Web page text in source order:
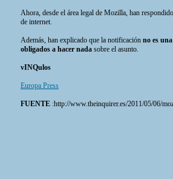
Ahora, desde el área legal de Mozilla, han
de internet.
Además, han explicado que la notificaciónno es
obligados a hacer nadasobre el asunto.
vINQulos
Europa Press
FUENTE:http://www.theinquirer.es/2011/05/06/